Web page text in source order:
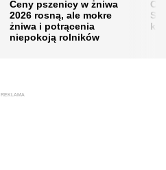
Ceny pszenicy w żniwa
2026 rosną, ale mokre
żniwa i potrącenia
niepokoją rolników
REKLAMA